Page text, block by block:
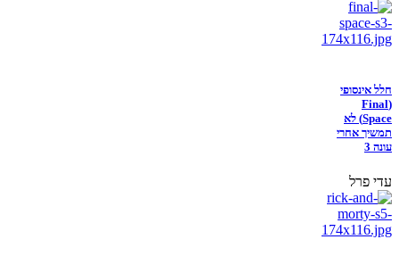
חלל אינסופי
(Final
Space) לא
תמשיך אחרי
עונה 3
עדי פרל